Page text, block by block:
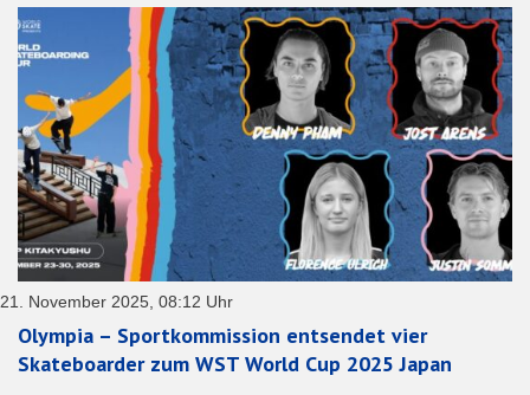
21. November 2025, 08:12 Uhr
Olympia – Sportkommission entsendet vier
Skateboarder zum WST World Cup 2025 Japan